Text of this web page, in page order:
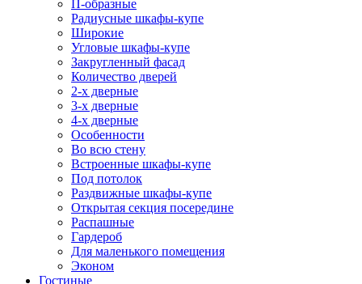
П-образные
Радиусные шкафы-купе
Широкие
Угловые шкафы-купе
Закругленный фасад
Количество дверей
2-х дверные
3-х дверные
4-х дверные
Особенности
Во всю стену
Встроенные шкафы-купе
Под потолок
Раздвижные шкафы-купе
Открытая секция посередине
Распашные
Гардероб
Для маленького помещения
Эконом
Гостиные